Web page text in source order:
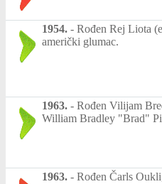
1954. - Rođen Rej Liota
američki glumac.
1963. - Rođen Vilijam
William Bradley "Brad"
1963. - Rođen Čarls